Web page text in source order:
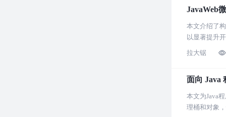
JavaWeb
本文介绍了
以显著提升
拉大锯
面向 Java
本文为Java
理桶和对象